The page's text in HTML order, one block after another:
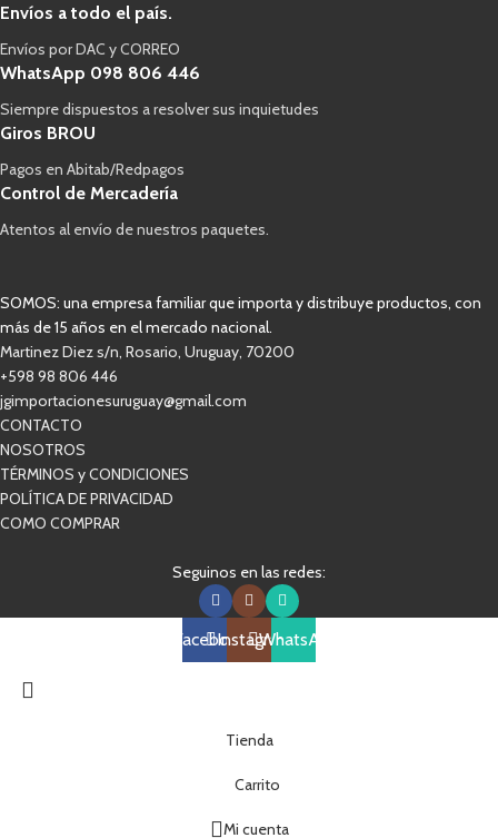
Envíos a todo el país.
Envíos por DAC y CORREO
WhatsApp 098 806 446
Siempre dispuestos a resolver sus inquietudes
Giros BROU
Pagos en Abitab/Redpagos
Control de Mercadería
Atentos al envío de nuestros paquetes.
SOMOS: una empresa familiar que importa y distribuye productos, con
más de 15 años en el mercado nacional.
Martinez Diez s/n, Rosario, Uruguay, 70200
+598 98 806 446
jgimportacionesuruguay@gmail.com
CONTACTO
NOSOTROS
TÉRMINOS y CONDICIONES
POLÍTICA DE PRIVACIDAD
COMO COMPRAR
Seguinos en las redes:
FacebookInstagramWhatsApp
Tienda
Carrito
Mi cuenta